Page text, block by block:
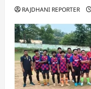
RAJDHANI REPORTER